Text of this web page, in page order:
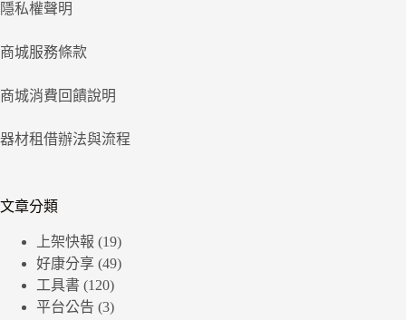
隱私權聲明
商城服務條款
商城消費回饋說明
器材租借辦法與流程
文章分類
上架快報 (19)
好康分享 (49)
工具書 (120)
平台公告 (3)